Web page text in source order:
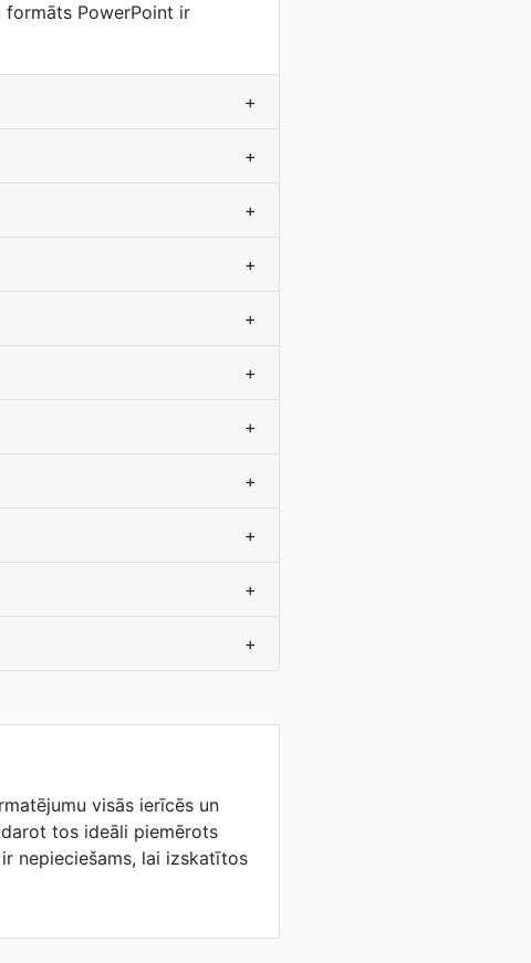
formāts PowerPoint ir
+
+
+
+
+
+
+
+
+
+
+
visās ierīcēs un
tos ideāli piemērots
nepieciešams, lai izskatītos